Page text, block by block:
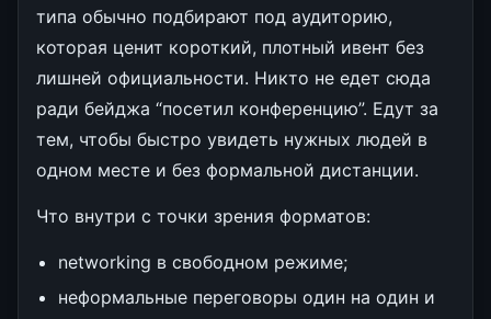
типа обычно подбирают под аудиторию,
которая ценит короткий, плотный ивент без
лишней официальности. Никто не едет сюда
ради бейджа “посетил конференцию”. Едут за
тем, чтобы быстро увидеть нужных людей в
одном месте и без формальной дистанции.
Что внутри с точки зрения форматов:
networking в свободном режиме;
неформальные переговоры один на один и